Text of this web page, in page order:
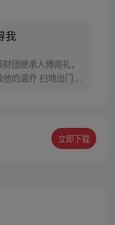
我
团继承人傅南礼，
的温乔 扫地出门的
“不将计就计，怎么
甜宠爽文，双强，
立即下载